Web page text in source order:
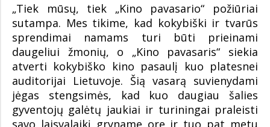
„Tiek mūsų, tiek „Kino pavasario“ požiūriai
sutampa. Mes tikime, kad kokybiški ir tvarūs
sprendimai namams turi būti prieinami
daugeliui žmonių, o „Kino pavasaris“ siekia
atverti kokybiško kino pasaulį kuo platesnei
auditorijai Lietuvoje. Šią vasarą suvienydami
jėgas stengsimės, kad kuo daugiau šalies
gyventojų galėtų jaukiai ir turiningai praleisti
savo laisvalaikį gryname ore ir tuo pat metu